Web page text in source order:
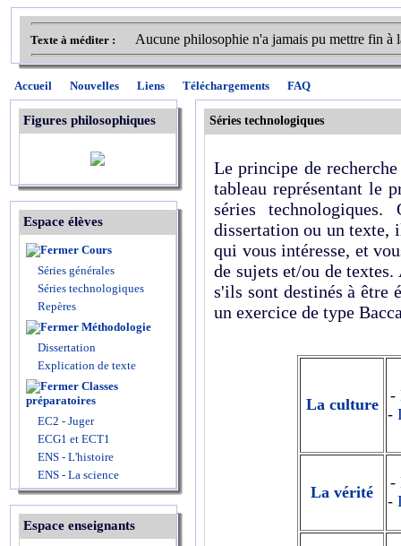
Texte à méditer : Aucune philosophie n'a jamais pu mettre fin à
Accueil Nouvelles Liens Téléchargements FAQ
Figures philosophiques
Espace élèves
Cours
Séries générales
Séries technologiques
Repères
Méthodologie
Dissertation
Explication de texte
Classes
préparatoires
EC2 - Juger
ECG1 et ECT1
ENS - L'histoire
ENS - La science
Espace enseignants
Séries technologiques
Le principe de
tableau représentant le
séries
dissertation ou un
qui vous intéresse, et
de sujets et/ou de
s'ils sont destinés à être
un exercice de type
La culture -
-
La vérité
-
-